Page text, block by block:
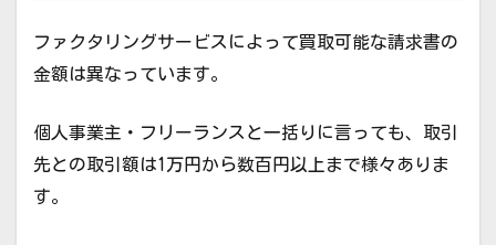
ファクタリングサービスによって買取可能な請求書の
金額は異なっています。
個人事業主・フリーランスと一括りに言っても、取引
先との取引額は1万円から数百円以上まで様々ありま
す。